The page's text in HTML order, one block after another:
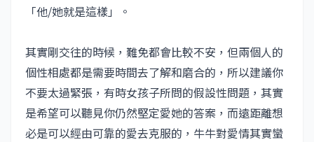
「他/她就是這樣」。
其實剛交往的時候，難免都會比較不安，但兩個人的
個性相處都是需要時間去了解和磨合的，所以建議你
不要太過緊張，有時女孩子所問的假設性問題，其實
是希望可以聽見你仍然堅定愛她的答案，而遠距離想
必是可以經由可靠的愛去克服的，牛牛對愛情其實蠻